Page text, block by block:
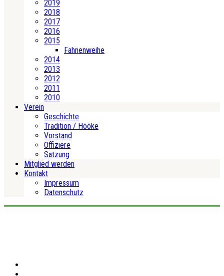
2019
2018
2017
2016
2015
Fahnenweihe
2014
2013
2012
2011
2010
Verein
Geschichte
Tradition / Hööke
Vorstand
Offiziere
Satzung
Mitglied werden
Kontakt
Impressum
Datenschutz